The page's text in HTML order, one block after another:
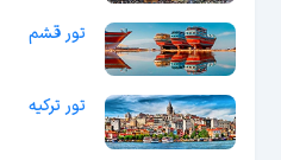
تور قشم
تور ترکیه